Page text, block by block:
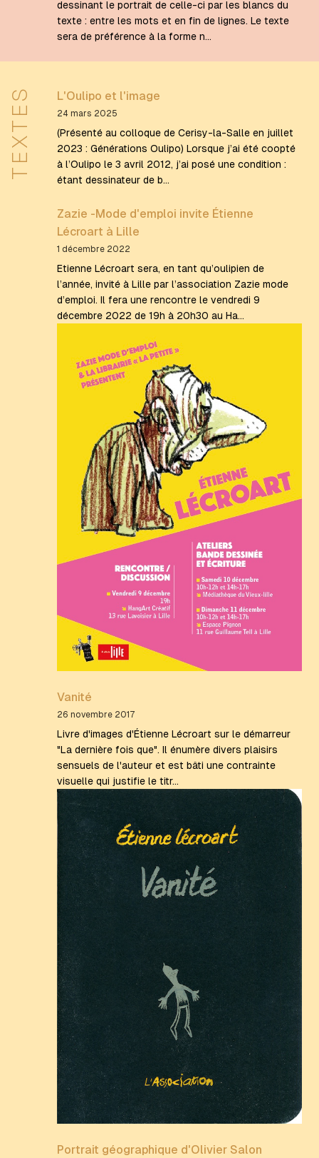
dessinant le portrait de celle-ci par les blancs du
texte : entre les mots et en fin de lignes. Le texte
sera de préférence à la forme n…
TEXTES L'Oulipo et l'image
24 mars 2025
(Présenté au colloque de Cerisy-la-Salle en juillet
2023 : Générations Oulipo) Lorsque j’ai été coopté
à l’Oulipo le 3 avril 2012, j’ai posé une condition :
étant dessinateur de b…
Zazie -Mode d'emploi invite Étienne
Lécroart à Lille
1 décembre 2022
Etienne Lécroart sera, en tant qu’oulipien de
l’année, invité à Lille par l’association Zazie mode
d’emploi. Il fera une rencontre le vendredi 9
décembre 2022 de 19h à 20h30 au Ha…
Vanité
26 novembre 2017
Livre d'images d'Étienne Lécroart sur le démarreur
"La dernière fois que". Il énumère divers plaisirs
sensuels de l'auteur et est bâti une contrainte
visuelle qui justifie le titr…
Portrait géographique d'Olivier Salon